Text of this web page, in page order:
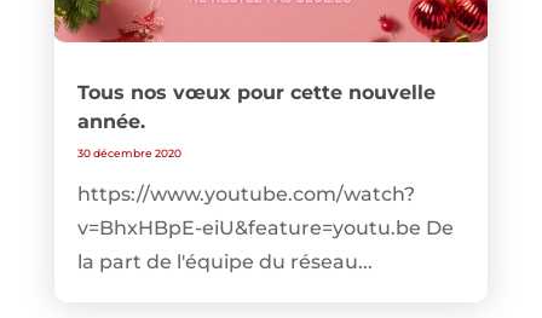
Tous nos vœux pour cette nouvelle
année.
30 décembre 2020
https://www.youtube.com/watch?
v=BhxHBpE-eiU&feature=youtu.be De
la part de l'équipe du réseau...